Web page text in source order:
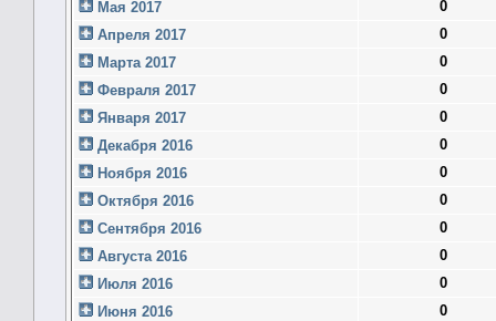
Мая 2017
0
Апреля 2017
0
Марта 2017
0
Февраля 2017
0
Января 2017
0
Декабря 2016
0
Ноября 2016
0
Октября 2016
0
Сентября 2016
0
Августа 2016
0
Июля 2016
0
Июня 2016
0